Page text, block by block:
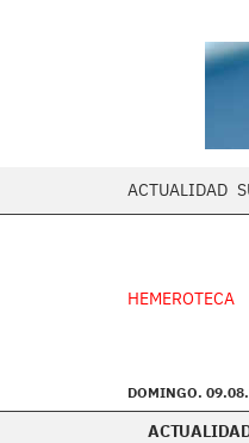
ACTUALIDAD
HEMEROTECA
DOMINGO.